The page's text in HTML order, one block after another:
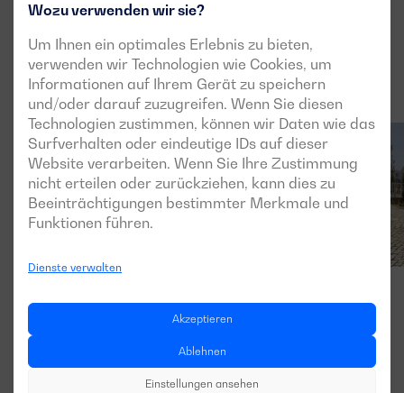
Wozu verwenden wir sie?
Um Ihnen ein optimales Erlebnis zu bieten,
verwenden wir Technologien wie Cookies, um
Informationen auf Ihrem Gerät zu speichern
und/oder darauf zuzugreifen. Wenn Sie diesen
Technologien zustimmen, können wir Daten wie das
Surfverhalten oder eindeutige IDs auf dieser
Website verarbeiten. Wenn Sie Ihre Zustimmung
nicht erteilen oder zurückziehen, kann dies zu
Beeinträchtigungen bestimmter Merkmale und
Funktionen führen.
Dienste verwalten
Akzeptieren
Ablehnen
Einstellungen ansehen